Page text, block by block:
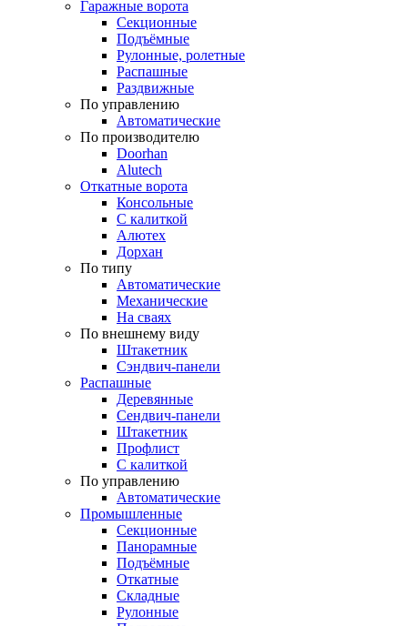
Гаражные ворота
Секционные
Подъёмные
Рулонные, ролетные
Распашные
Раздвижные
По управлению
Автоматические
По производителю
Doorhan
Alutech
Откатные ворота
Консольные
С калиткой
Алютех
Дорхан
По типу
Автоматические
Механические
На сваях
По внешнему виду
Штакетник
Сэндвич-панели
Распашные
Деревянные
Сендвич-панели
Штакетник
Профлист
С калиткой
По управлению
Автоматические
Промышленные
Секционные
Панорамные
Подъёмные
Откатные
Складные
Рулонные